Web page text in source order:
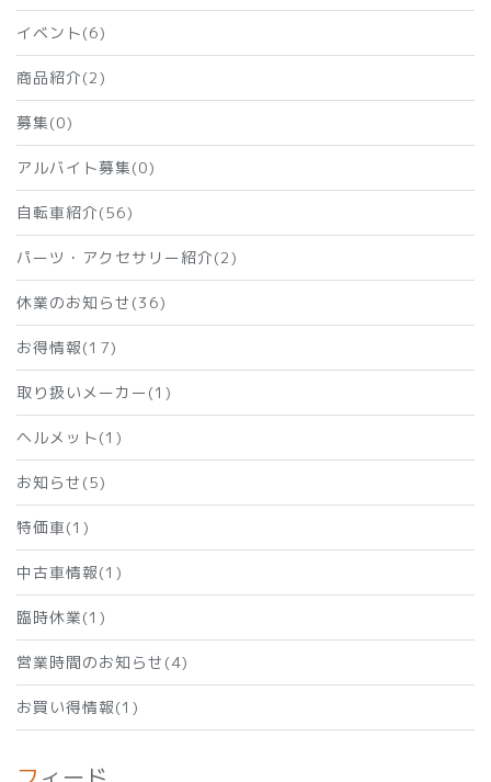
イベント(6)
商品紹介(2)
募集(0)
アルバイト募集(0)
自転車紹介(56)
パーツ・アクセサリー紹介(2)
休業のお知らせ(36)
お得情報(17)
取り扱いメーカー(1)
ヘルメット(1)
お知らせ(5)
特価車(1)
中古車情報(1)
臨時休業(1)
営業時間のお知らせ(4)
お買い得情報(1)